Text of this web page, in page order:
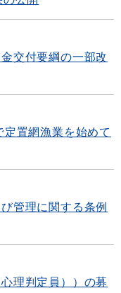
交付要綱の一部改
定置網漁業を始めて
管理に関する条例
理判定員））の募